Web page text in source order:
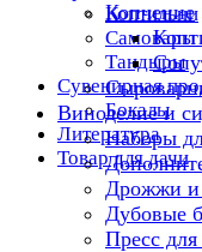
Коптильни
Самовары
Тандыры
Сувенирная
Бокалы
Литература
Товар для дачи
Копчение
Виноделие и
Наборы
Дрожжи и
Дубовые
Пресс